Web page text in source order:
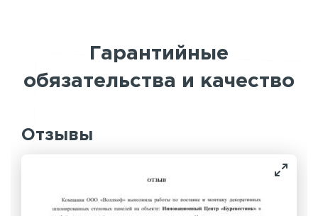
Гарантийные
обязательства и качество
Отзывы